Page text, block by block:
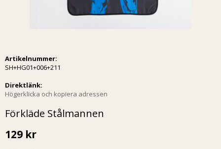
Artikelnummer:
SH+HG01+006+211
Direktlänk:
Högerklicka och kopiera adressen
Förkläde Stålmannen
129 kr